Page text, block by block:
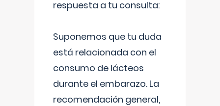
respuesta a tu consulta:
Suponemos que tu duda
está relacionada con el
consumo de lácteos
durante el embarazo. La
recomendación general,